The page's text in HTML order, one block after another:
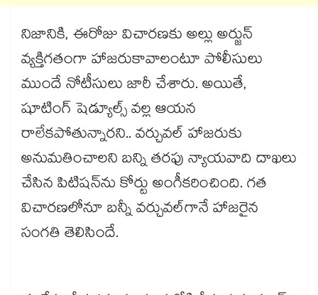
నిజానికి, ఈరోజు విచారణకు అల్లు అర్జున్
వ్యక్తిగతంగా హాజరుకావాలంటూ పోలీసులు
ముందే నోటీసులు జారీ చేశారు. అయితే,
షూటింగ్ షెడ్యూల్స్ వల్ల ఆయన
రాలేకపోతున్నారని.. వర్చువల్ హాజరుకు
అనుమతించాలని బన్ని తరఫు న్యాయవాది దాఖలు
చేసిన పిటిషన్‌ను కోర్టు అంగీకరించింది. గత
విచారణలోనూ బన్నీ వర్చువల్‌గానే హాజరైన
సంగతి తెలిసిందే.